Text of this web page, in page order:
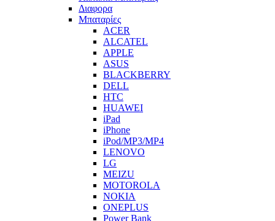
Διαφορα
Μπαταρίες
ACER
ALCATEL
APPLE
ASUS
BLACKBERRY
DELL
HTC
HUAWEI
iPad
iPhone
iPod/MP3/MP4
LENOVO
LG
MEIZU
MOTOROLA
NOKIA
ONEPLUS
Power Bank